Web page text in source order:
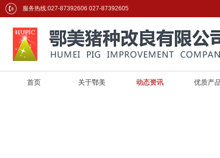
服务热线:027-87392606 027-87392605
首页 关于鄂美 动态资讯 优质产